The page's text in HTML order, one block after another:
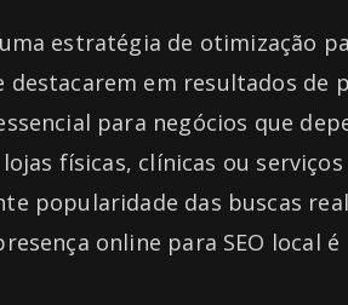
uma estratégia de otimização
destacarem em resultados de
para negócios que
físicas, clínicas ou
popularidade das buscas
online para SEO local